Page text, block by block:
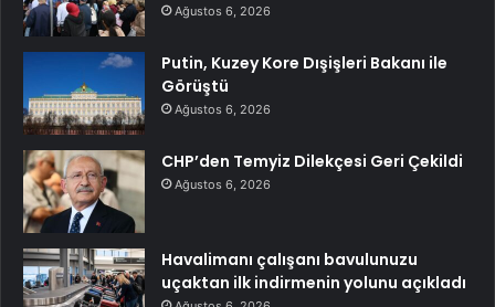
Ağustos 6, 2026
Putin, Kuzey Kore Dışişleri Bakanı ile
Görüştü
Ağustos 6, 2026
CHP’den Temyiz Dilekçesi Geri Çekildi
Ağustos 6, 2026
Havalimanı çalışanı bavulunuzu
uçaktan ilk indirmenin yolunu açıkladı